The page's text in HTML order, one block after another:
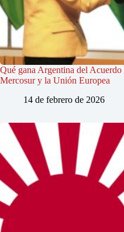
Qué gana Argentina del
Mercosur y la Unión Europea
14 de febrero de 2026